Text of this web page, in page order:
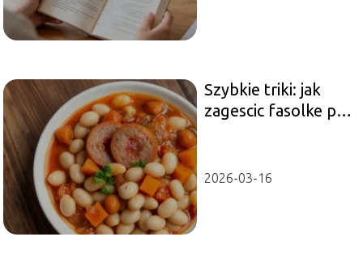
Szybkie triki: jak
zagescic fasolke po
2026-03-16